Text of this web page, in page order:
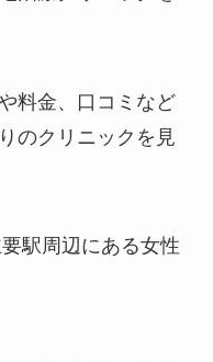
料金、口コミなど
のクリニックを見
駅周辺にある女性